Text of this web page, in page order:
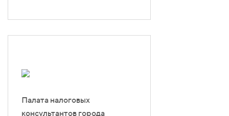
Палата налоговых
консультантов города